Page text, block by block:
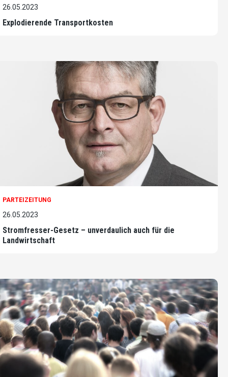
26.05.2023
Explodierende Transportkosten
PARTEIZEITUNG
26.05.2023
Stromfresser-Gesetz – unverdaulich auch für die
Landwirtschaft